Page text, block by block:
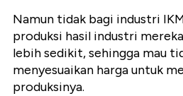
Namun tidak bagi industri
produksi hasil industri
lebih sedikit, sehingga mau
menyesuaikan harga untuk
produksinya.